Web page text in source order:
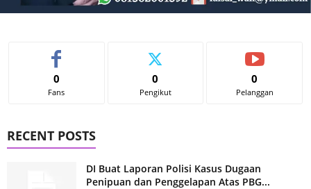
0
Fans
0
Pengikut
0
Pelanggan
RECENT POSTS
DI Buat Laporan Polisi Kasus Dugaan
Penipuan dan Penggelapan Atas PBG...